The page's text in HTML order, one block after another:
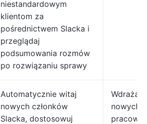
niestandardowym
klientom za
pośrednictwem Slacka i
przeglądaj
podsumowania rozmów
po rozwiązaniu sprawy
Automatycznie witaj
nowych członków
Slacka, dostosowuj
nowych